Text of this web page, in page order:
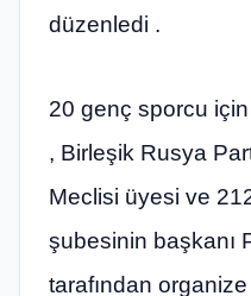
düzenledi .
20 genç sporcu
, Birleşik Rusya
Meclisi üyesi ve
şubesinin başkanı
tarafından